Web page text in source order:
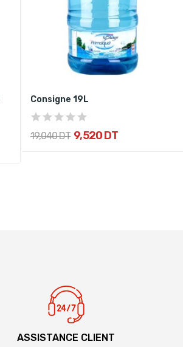
Consigne 19L
19,040 DT 9,520 DT
ASSISTANCE CLIENT